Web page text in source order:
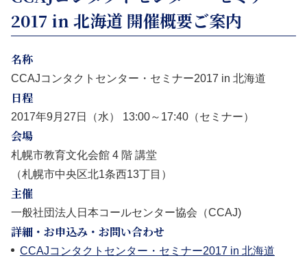
2017 in 北海道 開催概要ご案内
名称
CCAJコンタクトセンター・セミナー2017 in 北海道
日程
2017年9月27日（水） 13:00～17:40（セミナー）
会場
札幌市教育文化会館 4 階 講堂
（札幌市中央区北1条西13丁目）
主催
一般社団法人日本コールセンター協会（CCAJ)
詳細・お申込み・お問い合わせ
CCAJコンタクトセンター・セミナー2017 in 北海道